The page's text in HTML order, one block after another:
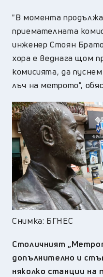
"В момента
приемателната
инженер Стоян
хора е веднага щом
комисията, да
лъч на метрото",
Снимка: БГНЕС
Столичният
допълнително и
няколко станции